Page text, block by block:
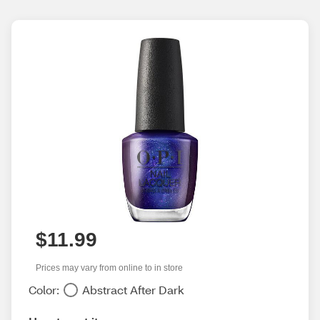
$11.99
Prices may vary from online to in store
Color: Abstract After Dark